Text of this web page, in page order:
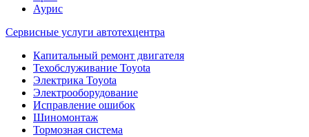
Аурис
Сервисные услуги автотехцентра
Капитальный ремонт двигателя
Техобслуживание Toyota
Электрика Toyota
Электрооборудование
Исправление ошибок
Шиномонтаж
Тормозная система